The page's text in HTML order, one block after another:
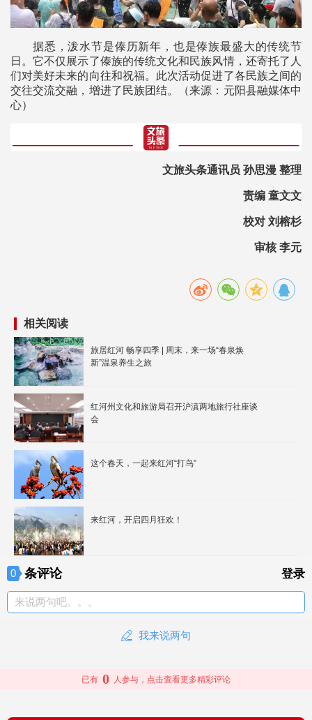
据悉，泼水节是傣历新年，也是傣族最盛大的传统节
日。它不仅展示了傣族的传统文化和民族风情，还寄托了人
们对美好未来的向往和祝福。此次活动促进了各民族之间的
交往交流交融，增进了民族团结。（来源：元阳县融媒体中
心）
文旅头条通讯员 孙思漫 整理
责编 童文文
校对 刘榕杉
审核 李元
相关阅读
旅居红河 畅享四季 | 周末，来一场“春泉焕
新”温泉养生之旅
红河州文化和旅游局召开沪滇两地旅行社座谈
会
这个春天，一起来红河“打鸟”
来红河，开启四月狂欢！
0 条评论 登录
来说两句吧。。。
我来说两句
已有 0 人参与，点击查看更多精彩评论